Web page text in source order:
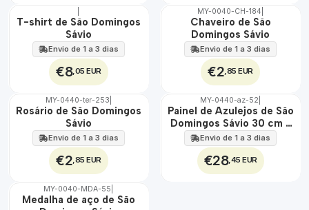
🇵🇹
T-shirt de São Domingos
Sávio
Envio de 1 a 3 dias
€8,05 EUR
🇵🇹
100%
MY-0040-CH-184
Chaveiro de São
Domingos Sávio
Envio de 1 a 3 dias
€2,85 EUR
🇵🇹
MY-0440-ter-253
Rosário de São Domingos
Sávio
Envio de 1 a 3 dias
€2,85 EUR
🇵🇹
100%
EXT.
MY-0440-az-52
Painel de Azulejos de São
Domingos Sávio 30 cm x
45 cm
Envio de 1 a 3 dias
€28,45 EUR
🇵🇹
100%
MY-0040-MDA-55
Medalha de aço de São